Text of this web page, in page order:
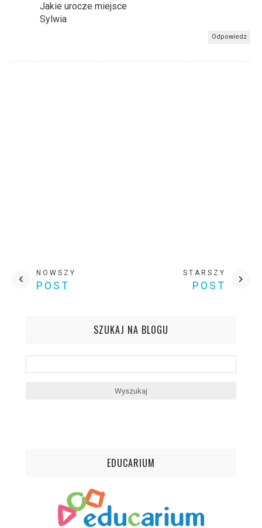
Jakie urocze miejsce
Sylwia
Odpowiedz
NOWSZY
POST
STARSZY
POST
SZUKAJ NA BLOGU
EDUCARIUM